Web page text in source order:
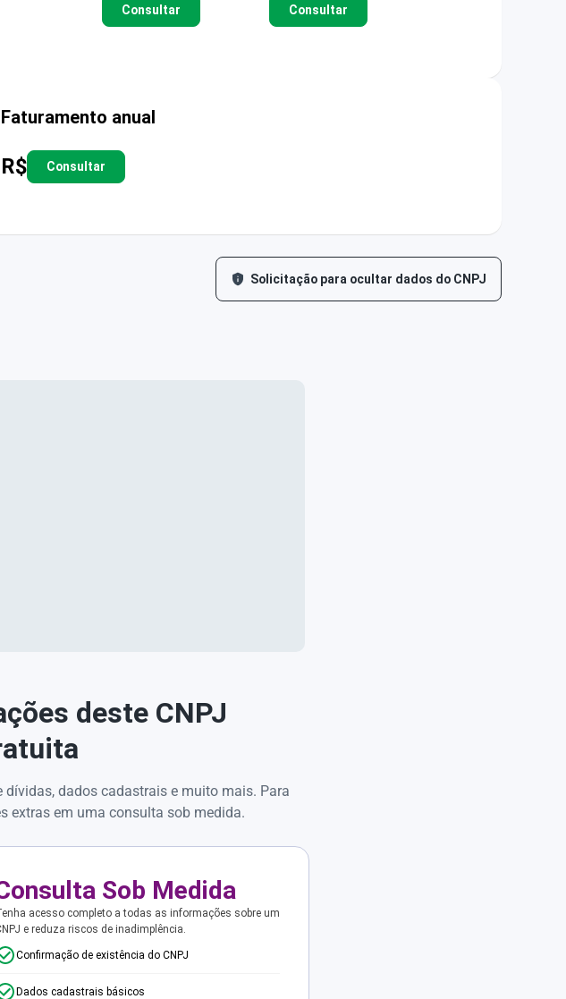
Consultar Consultar
Faturamento anual
R$ Consultar
Solicitação para ocultar dados do CNPJ
deste CNPJ
dados cadastrais e muito mais. Para
extras em uma consulta sob medida.
Sob Medida
acesso completo a todas as informações sobre um
e reduza riscos de inadimplência.
Confirmação de existência do CNPJ
Dados cadastrais básicos